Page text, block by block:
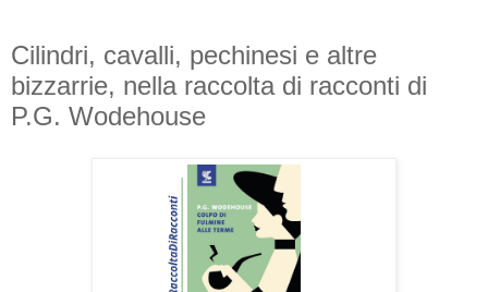
Cilindri, cavalli, pechinesi e altre
bizzarrie, nella raccolta di racconti di
P.G. Wodehouse